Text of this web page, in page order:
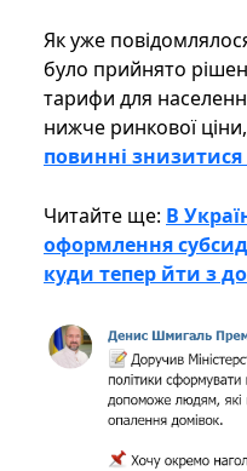
Як уже
було прийнято
тарифи для
нижче ринкової ціни,
повинні знизитися
Читайте ще: В
оформлення
куди тепер йти з